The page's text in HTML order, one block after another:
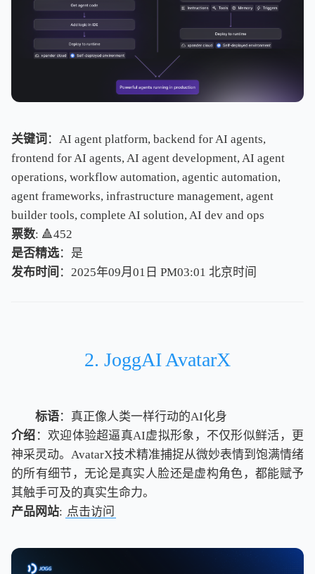
关键词 ：AI agent platform, backend for AI agents,
frontend for AI agents, AI agent development, AI agent
operations, workflow automation, agentic automation,
agent frameworks, infrastructure management, agent
builder tools, complete AI solution, AI dev and ops
票数: 🔺452
是否精选：是
发布时间 ：2025年09月01日 PM03:01 北京时间
北京时间
2. JoggAI AvatarX
标语：真正像人类一样行动的AI化身
介绍 ：欢迎体验超逼真AI虚拟形象，不仅形似鲜活，更
神采灵动。AvatarX技术精准捕捉从微妙表情到饱满情绪
的所有细节，无论是真实人脸还是虚构角色，都能赋予
其触手可及的真实生命力。
产品网站: 点击访问